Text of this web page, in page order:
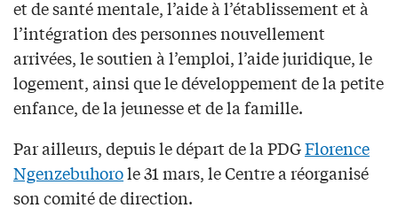
et de santé mentale, l’aide à l’établissement et à
l’intégration des personnes nouvellement
arrivées, le soutien à l’emploi, l’aide juridique, le
logement, ainsi que le développement de la petite
enfance, de la jeunesse et de la famille.
Par ailleurs, depuis le départ de la PDGFlorence
Ngenzebuhorole 31 mars, le Centre a réorganisé
son comité de direction.